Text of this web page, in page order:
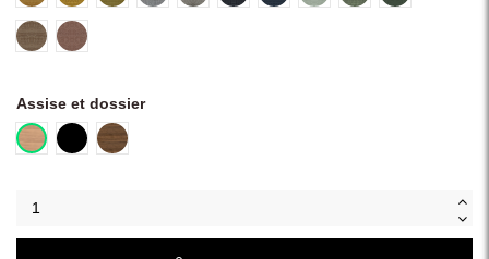
NV900 - Brun châtaigne
NV901 - Brun rosé
Assise et dossier
RVVAN - Chêne naturel
RVTA04 - Chêne noir
V004 - Noyer américain